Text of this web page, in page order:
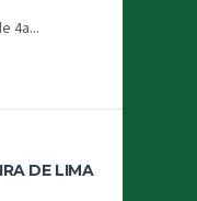
4a...
DE LIMA